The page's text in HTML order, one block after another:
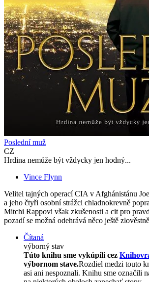
Poslední muž
CZ
Hrdina nemůže být vždycky jen hodný...
Vince Flynn
Velitel tajných operací CIA v Afghánistánu
a jeho čtyři osobní strážci chladnokrevně
Mitchi Rappovi však zkušenosti a cit pro
pozadí se možná odehrává něco ještě
Čítaná
výborný stav
Túto knihu sme vykúpili cez
výbornom stave.Rozdiel medzi touto
asi ani nespoznali. Knihu sme označili